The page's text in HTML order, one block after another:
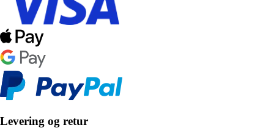
Levering og retur